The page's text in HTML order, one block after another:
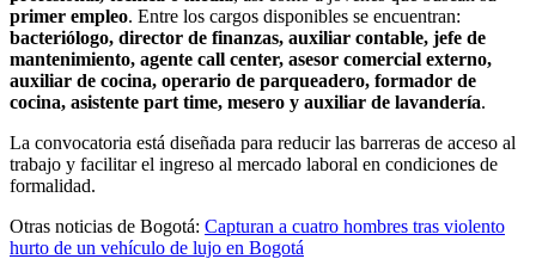
primer empleo. Entre los cargos disponibles se encuentran:
bacteriólogo, director de finanzas, auxiliar contable, jefe de
mantenimiento, agente call center, asesor comercial externo,
auxiliar de cocina, operario de parqueadero, formador de
cocina, asistente part time, mesero y auxiliar de lavandería.
La convocatoria está diseñada para reducir las barreras de acceso al
trabajo y facilitar el ingreso al mercado laboral en condiciones de
formalidad.
Otras noticias de Bogotá: Capturan a cuatro hombres tras violento
hurto de un vehículo de lujo en Bogotá